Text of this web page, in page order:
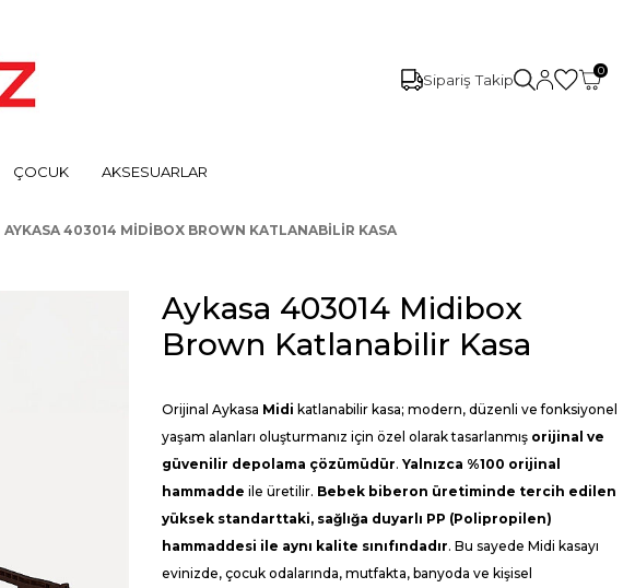
Sipariş Takip
0
ÇOCUK AKSESUARLAR
AYKASA 403014 MIDIBOX BROWN KATLANABILIR KASA
Aykasa 403014 Midibox
Brown Katlanabilir Kasa
Orijinal Aykasa Midi katlanabilir kasa; modern, düzenli ve fonksiyonel
yaşam alanları oluşturmanız için özel olarak tasarlanmış orijinal ve
güvenilir depolama çözümüdür. Yalnızca %100 orijinal
hammadde ile üretilir. Bebek biberon üretiminde tercih edilen
yüksek standarttaki, sağlığa duyarlı PP (Polipropilen)
hammaddesi ile aynı kalite sınıfındadır. Bu sayede Midi kasayı
evinizde, çocuk odalarında, mutfakta, banyoda ve kişisel